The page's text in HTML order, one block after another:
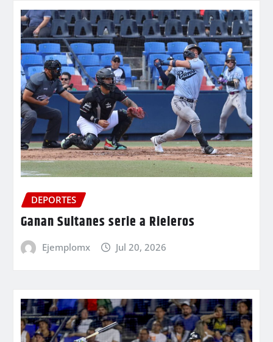
DEPORTES
Ganan Sultanes serie a Rieleros
Ejemplomx Jul 20, 2026